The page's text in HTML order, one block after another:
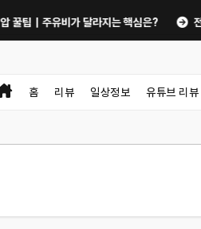
유비가 달라지는 핵심은? 전기차 배
홈 리뷰 일상정보 유튜브 리뷰